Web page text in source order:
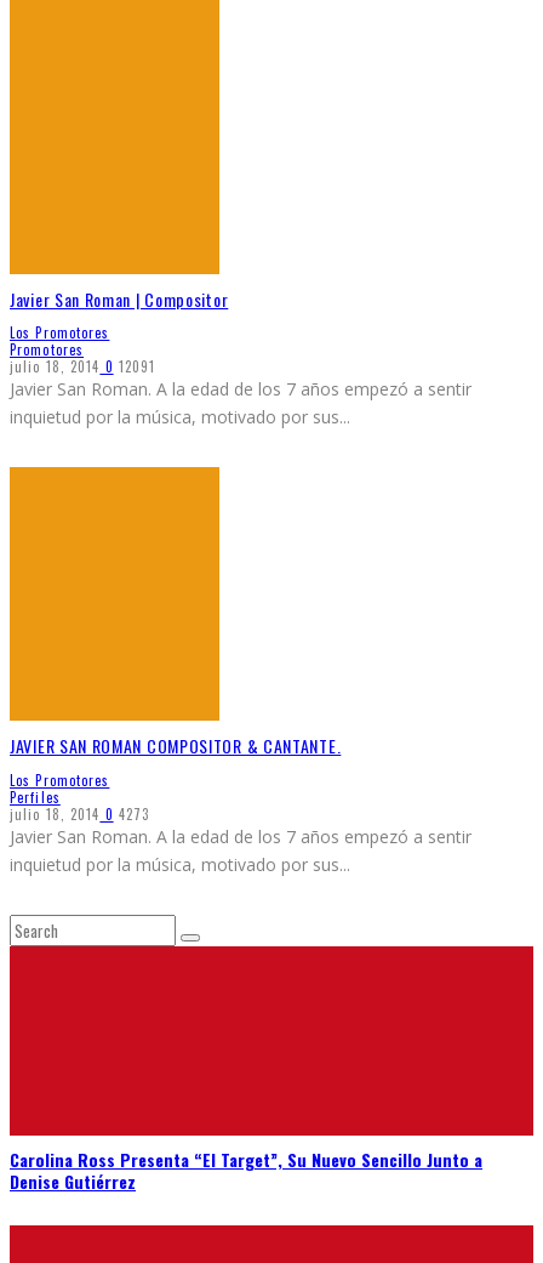
Javier San Roman | Compositor
Los Promotores
Promotores
julio 18, 2014 0 12091
Javier San Roman. A la edad de los 7 años empezó a sentir
inquietud por la música, motivado por sus...
JAVIER SAN ROMAN COMPOSITOR & CANTANTE.
Los Promotores
Perfiles
julio 18, 2014 0 4273
Javier San Roman. A la edad de los 7 años empezó a sentir
inquietud por la música, motivado por sus...
Carolina Ross Presenta “El Target”, Su Nuevo Sencillo Junto a
Denise Gutiérrez